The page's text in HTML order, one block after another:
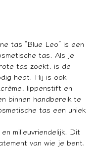
tas “Blue Leo” is een
tas. Als je
tas zoekt, is de
hebt. Hij is ook
lippenstift en
binnen handbereik te
tas een uniek
milieuvriendelijk. Dit
van wie je bent.